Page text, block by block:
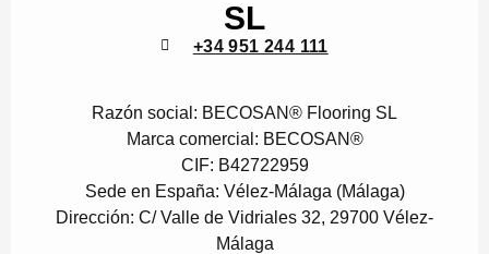
SL
+34 951 244 111
Razón social: BECOSAN® Flooring SL
Marca comercial: BECOSAN®
CIF: B42722959
Sede en España: Vélez-Málaga (Málaga)
Dirección: C/ Valle de Vidriales 32, 29700 Vélez-
Málaga